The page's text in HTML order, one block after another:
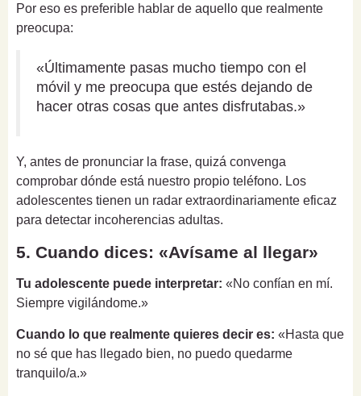
Por eso es preferible hablar de aquello que realmente
preocupa:
«Últimamente pasas mucho tiempo con el
móvil y me preocupa que estés dejando de
hacer otras cosas que antes disfrutabas.»
Y, antes de pronunciar la frase, quizá convenga
comprobar dónde está nuestro propio teléfono. Los
adolescentes tienen un radar extraordinariamente eficaz
para detectar incoherencias adultas.
5. Cuando dices: «Avísame al llegar»
Tu adolescente puede interpretar: «No confían en mí.
Siempre vigilándome.»
Cuando lo que realmente quieres decir es: «Hasta que
no sé que has llegado bien, no puedo quedarme
tranquilo/a.»